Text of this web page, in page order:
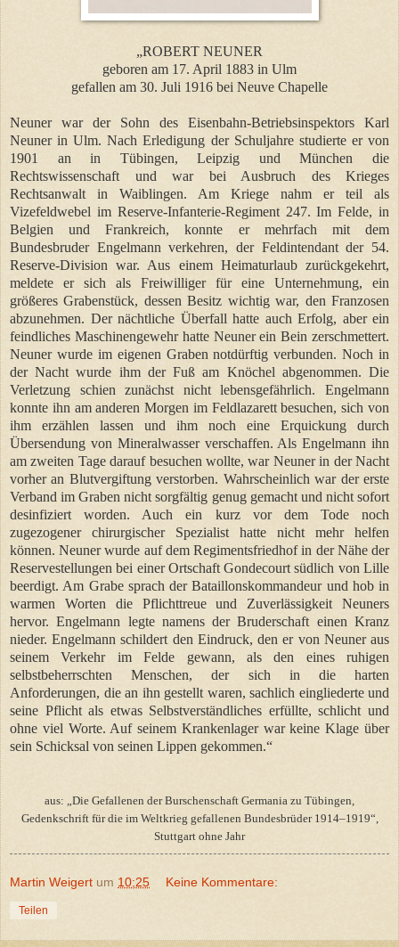
„ROBERT NEUNER
geboren am 17. April 1883 in Ulm
gefallen am 30. Juli 1916 bei Neuve Chapelle
Neuner war der Sohn des Eisenbahn-Betriebsinspektors Karl
Neuner in Ulm. Nach Erledigung der Schuljahre studierte er von
1901 an in Tübingen, Leipzig und München die
Rechtswissenschaft und war bei Ausbruch des Krieges
Rechtsanwalt in Waiblingen. Am Kriege nahm er teil als
Vizefeldwebel im Reserve-Infanterie-Regiment 247. Im Felde, in
Belgien und Frankreich, konnte er mehrfach mit dem
Bundesbruder Engelmann verkehren, der Feldintendant der 54.
Reserve-Division war. Aus einem Heimaturlaub zurückgekehrt,
meldete er sich als Freiwilliger für eine Unternehmung, ein
größeres Grabenstück, dessen Besitz wichtig war, den Franzosen
abzunehmen. Der nächtliche Überfall hatte auch Erfolg, aber ein
feindliches Maschinengewehr hatte Neuner ein Bein zerschmettert.
Neuner wurde im eigenen Graben notdürftig verbunden. Noch in
der Nacht wurde ihm der Fuß am Knöchel abgenommen. Die
Verletzung schien zunächst nicht lebensgefährlich. Engelmann
konnte ihn am anderen Morgen im Feldlazarett besuchen, sich von
ihm erzählen lassen und ihm noch eine Erquickung durch
Übersendung von Mineralwasser verschaffen. Als Engelmann ihn
am zweiten Tage darauf besuchen wollte, war Neuner in der Nacht
vorher an Blutvergiftung verstorben. Wahrscheinlich war der erste
Verband im Graben nicht sorgfältig genug gemacht und nicht sofort
desinfiziert worden. Auch ein kurz vor dem Tode noch
zugezogener chirurgischer Spezialist hatte nicht mehr helfen
können. Neuner wurde auf dem Regimentsfriedhof in der Nähe der
Reservestellungen bei einer Ortschaft Gondecourt südlich von Lille
beerdigt. Am Grabe sprach der Bataillonskommandeur und hob in
warmen Worten die Pflichttreue und Zuverlässigkeit Neuners
hervor. Engelmann legte namens der Bruderschaft einen Kranz
nieder. Engelmann schildert den Eindruck, den er von Neuner aus
seinem Verkehr im Felde gewann, als den eines ruhigen
selbstbeherrschten Menschen, der sich in die harten
Anforderungen, die an ihn gestellt waren, sachlich eingliederte und
seine Pflicht als etwas Selbstverständliches erfüllte, schlicht und
ohne viel Worte. Auf seinem Krankenlager war keine Klage über
sein Schicksal von seinen Lippen gekommen.“
aus: „Die Gefallenen der Burschenschaft Germania zu Tübingen,
Gedenkschrift für die im Weltkrieg gefallenen Bundesbrüder 1914–1919“,
Stuttgart ohne Jahr
Martin Weigert um 10:25 Keine Kommentare:
Teilen